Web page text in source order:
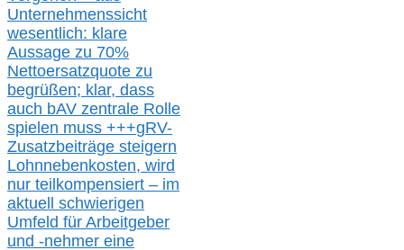
Unternehmenssicht
wesentlich: klare
Aussage zu 70%
Nettoersatzquote zu
begrüßen; klar, dass
auch bAV zentrale Rolle
spielen muss +++gRV-
Zusatzbeiträge steigern
Lohnnebenkosten, wird
nur teilkompensiert – im
aktuell schwierigen
Umfeld für Arbeitgeber
und -nehmer eine